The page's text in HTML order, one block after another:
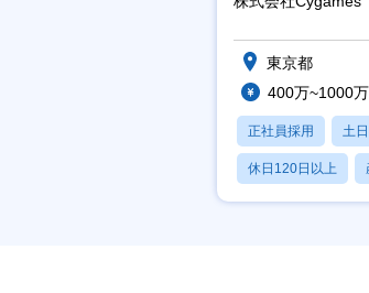
東京都
400万~1000万
正社員採用 土
休日120日以上
月残業20時間以内